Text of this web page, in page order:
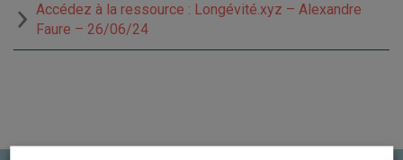
Accédez à la ressource : Longévité.xyz – Alexandre
Faure – 26/06/24